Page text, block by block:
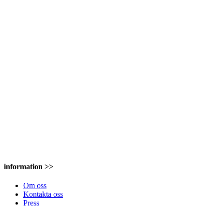
information >>
Om oss
Kontakta oss
Press